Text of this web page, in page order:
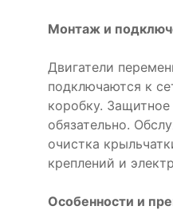
Монтаж и
Двигатели
подключаются к
коробку.
обязательно.
очистка
креплений и
Особенности и